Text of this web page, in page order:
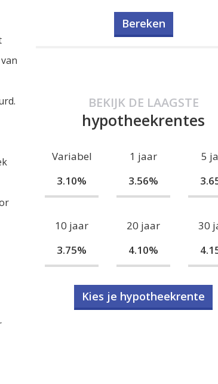
Bereken
BEKIJK DE LAAGSTE
hypotheekrentes
Variabel
3.10%
1 jaar
3.56%
5
10 jaar
3.75%
20 jaar
4.10%
30
Kies je hypotheekrente